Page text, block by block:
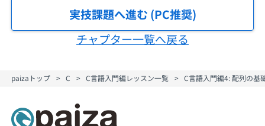
実技課題へ進む (PC推奨)
チャプター一覧へ戻る
paizaトップ C C言語入門編レッスン一覧 C言語入門編4: 配列の基